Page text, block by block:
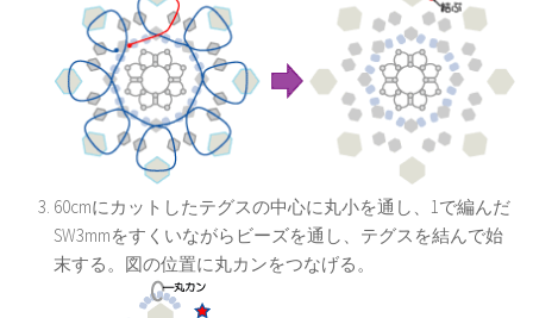
60cmにカットしたテグスの中心に丸小を通し、1で編んだ
SW3mmをすくいながらビーズを通し、テグスを結んで始
末する。図の位置に丸カンをつなげる。